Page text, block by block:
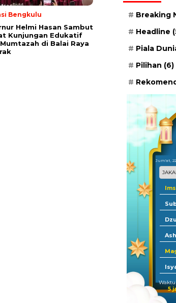
Bengkulu
Helmi Hasan Sambut
Kunjungan Edukatif
di Balai Raya
Breaking
Headline
Piala
Pilihan (6)
Jum'at,
5